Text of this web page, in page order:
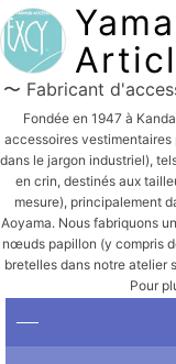
〜 Fabricant
Fondée en 1947 à
accessoires vestimentaires
dans le jargon industriel),
en crin, destinés aux
mesure), principalement
Aoyama. Nous fabriquons
nœuds papillon (y compris
bretelles dans notre atelier
Pour